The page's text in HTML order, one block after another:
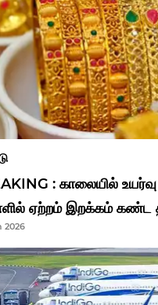
: காலையில் உயர்வு
ஏற்றம் இறக்கம் கண்ட
2026